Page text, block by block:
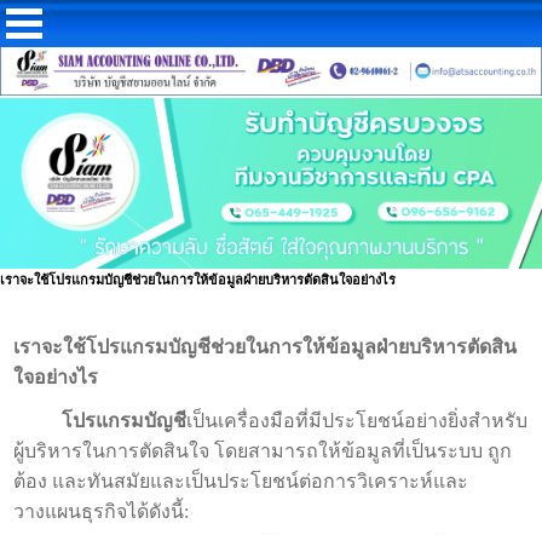
เราจะใช้โปรแกรมบัญชีช่วยในการให้ข้อมูลฝ่ายบริหารตัดสินใจอย่างไร
เราจะใช้โปรแกรมบัญชีช่วยในการให้ข้อมูลฝ่ายบริหารตัดสิน
ใจอย่างไร
โปรแกรมบัญชีเป็นเครื่องมือที่มีประโยชน์อย่างยิ่งสำหรับ
ผู้บริหารในการตัดสินใจ โดยสามารถให้ข้อมูลที่เป็นระบบ ถูก
ต้อง และทันสมัยและเป็นประโยชน์ต่อการวิเคราะห์และ
วางแผนธุรกิจได้ดังนี้: